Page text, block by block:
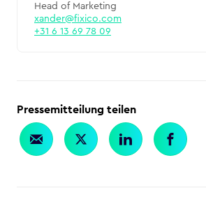
Head of Marketing
xander@fixico.com
+31 6 13 69 78 09
Pressemitteilung teilen